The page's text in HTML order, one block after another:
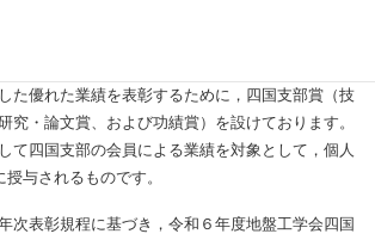
た優れた業績を表彰するために，四国支部賞（技
究・論文賞、および功績賞）を設けております。
て四国支部の会員による業績を対象として，個人
与されるものです。
次表彰規程に基づき，令和６年度地盤工学会四国